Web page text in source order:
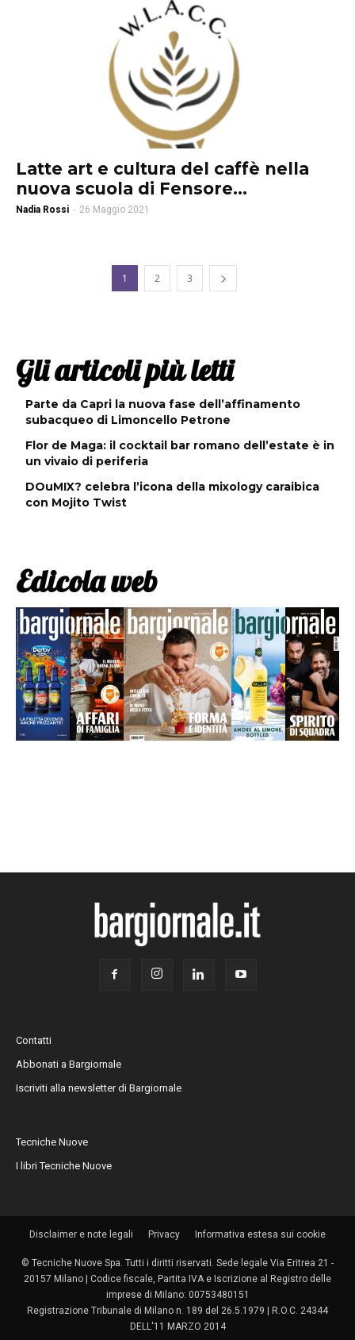
Latte art e cultura del caffè nella
nuova scuola di Fensore...
Nadia Rossi - 26 Maggio 2021
1 2 3
Gli articoli più letti
Parte da Capri la nuova fase dell’affinamento
subacqueo di Limoncello Petrone
Flor de Maga: il cocktail bar romano dell’estate è in
un vivaio di periferia
DOuMIX? celebra l’icona della mixology caraibica
con Mojito Twist
Edicola web
Contatti
Abbonati a Bargiornale
Iscriviti alla newsletter di Bargiornale
Tecniche Nuove
I libri Tecniche Nuove
Disclaimer e note legali Privacy Informativa estesa sui cookie
© Tecniche Nuove Spa. Tutti i diritti riservati. Sede legale Via Eritrea 21 -
20157 Milano | Codice fiscale, Partita IVA e Iscrizione al Registro delle
imprese di Milano: 00753480151
Registrazione Tribunale di Milano n. 189 del 26.5.1979 | R.O.C. 24344
DELL'11 MARZO 2014